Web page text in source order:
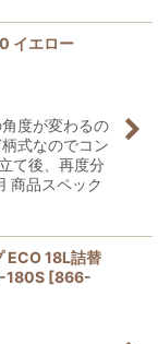
イエロー
度が変わるの
式なのでコン
て後、再度分
商品スペック
ECO 18L詰替
180S [866-